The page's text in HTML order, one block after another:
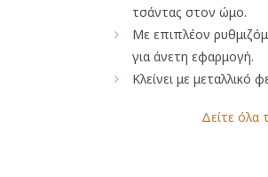
τσάντας στον ώμο.
Με επιπλέον
για άνετη εφαρμογή.
Κλείνει με μεταλλικό
Δείτε όλα